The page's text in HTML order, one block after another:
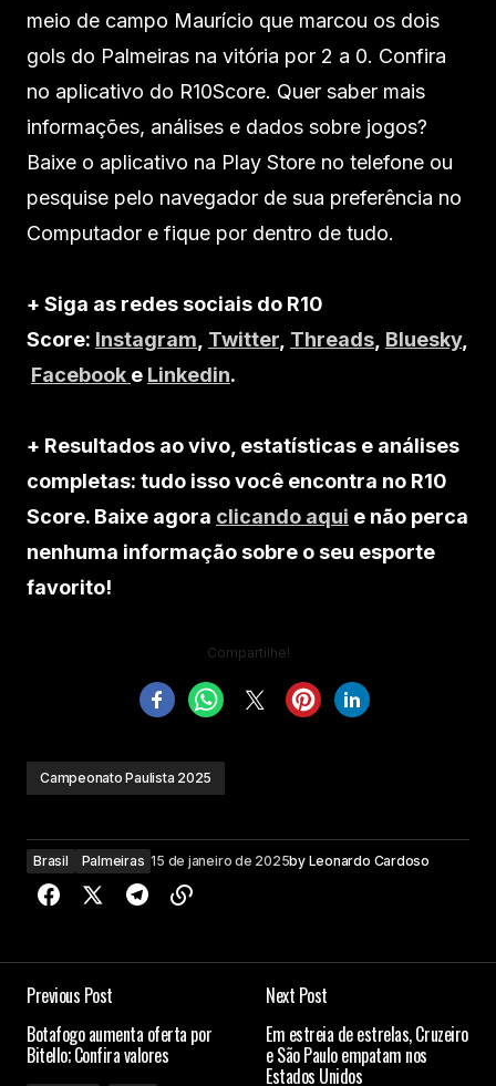
meio de campo Maurício que marcou os dois
gols do Palmeiras na vitória por 2 a 0. Confira
no aplicativo do R10Score. Quer saber mais
informações, análises e dados sobre jogos?
Baixe o aplicativo na Play Store no telefone ou
pesquise pelo navegador de sua preferência no
Computador e fique por dentro de tudo.
+ Siga as redes sociais do R10
Score: Instagram Twitter Threads Bluesky,
Facebook e Linkedin.
+ Resultados ao vivo, estatísticas e análises
completas: tudo isso você encontra no R10
Score. Baixe agora clicando aqui e não perca
nenhuma informação sobre o seu esporte
favorito!
Compartilhe!
Campeonato Paulista 2025
Brasil Palmeiras 15 de janeiro de 2025by Leonardo Cardoso
Previous Post
Botafogo aumenta oferta por
Bitello; Confira valores
Next Post
Em estreia de estrelas, Cruzeiro
e São Paulo empatam nos
Estados Unidos